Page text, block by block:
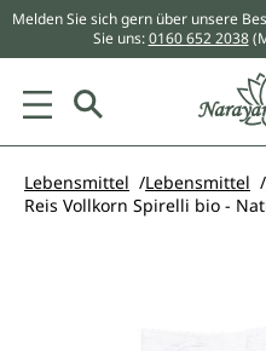
springen
Melden Sie sich gern über unsere
Sie uns:0160 652 2038
Lebensmittel Lebensmittel
Reis Vollkorn Spirelli bio -